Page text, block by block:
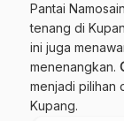
Pantai
tenang di
ini juga
menenangkan.
menjadi pilihan
Kupang.